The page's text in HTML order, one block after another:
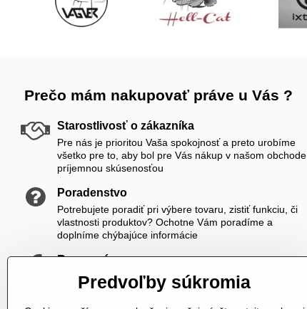
Prečo mám nakupovať práve u Vás ?
Starostlivosť o zákazníka
Pre nás je prioritou Vaša spokojnosť a preto urobíme
všetko pre to, aby bol pre Vás nákup v našom obchode
príjemnou skúsenosťou
Poradenstvo
Potrebujete poradiť pri výbere tovaru, zistiť funkciu, či
vlastnosti produktov? Ochotne Vám poradíme a
doplníme chýbajúce informácie
Rozumné ceny
Zákazníkom ponúkame priateľské ceny, ktoré si viete
ešte skrášliť navyše registráciou
Predvoľby súkromia